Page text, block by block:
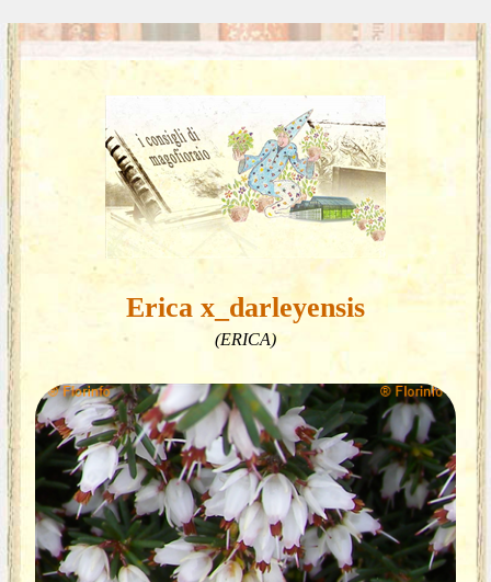
Erica x_darleyensis
(ERICA)